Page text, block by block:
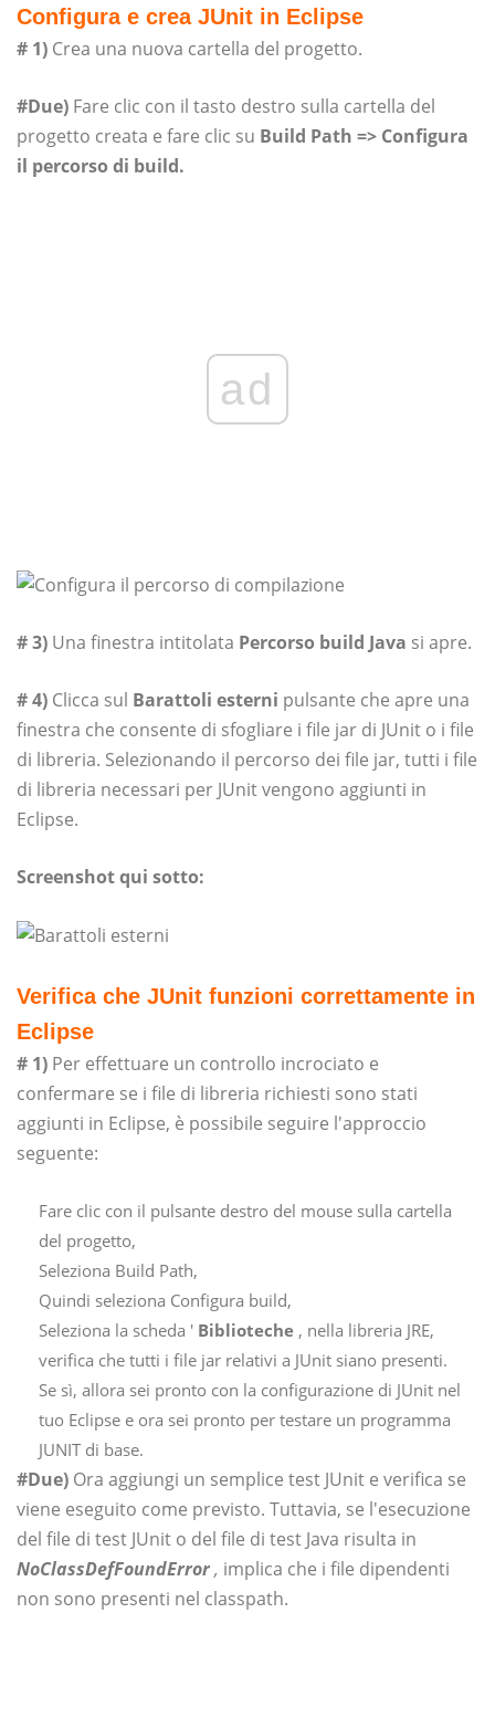
Configura e crea JUnit in Eclipse
# 1) Crea una nuova cartella del progetto.
#Due) Fare clic con il tasto destro sulla cartella del
progetto creata e fare clic su Build Path => Configura
il percorso di build.
ad
# 3) Una finestra intitolata Percorso build Java si apre.
# 4) Clicca sul Barattoli esterni pulsante che apre una
finestra che consente di sfogliare i file jar di JUnit o i file
di libreria. Selezionando il percorso dei file jar, tutti i file
di libreria necessari per JUnit vengono aggiunti in
Eclipse.
Screenshot qui sotto:
Verifica che JUnit funzioni correttamente in
Eclipse
# 1) Per effettuare un controllo incrociato e
confermare se i file di libreria richiesti sono stati
aggiunti in Eclipse, è possibile seguire l'approccio
seguente:
Fare clic con il pulsante destro del mouse sulla cartella
del progetto,
Seleziona Build Path,
Quindi seleziona Configura build,
Seleziona la scheda ' Biblioteche , nella libreria JRE,
verifica che tutti i file jar relativi a JUnit siano presenti.
Se sì, allora sei pronto con la configurazione di JUnit nel
tuo Eclipse e ora sei pronto per testare un programma
JUNIT di base.
#Due) Ora aggiungi un semplice test JUnit e verifica se
viene eseguito come previsto. Tuttavia, se l'esecuzione
del file di test JUnit o del file di test Java risulta in
NoClassDefFoundError, implica che i file dipendenti
non sono presenti nel classpath.